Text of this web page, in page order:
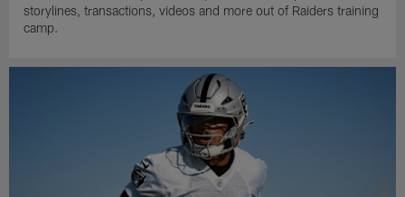
storylines, transactions, videos and more out of Raiders training
camp.